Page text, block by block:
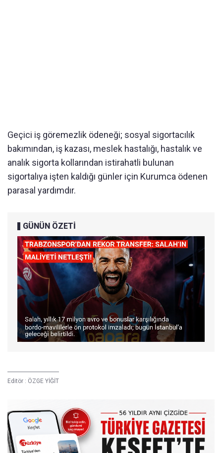
Geçici iş göremezlik ödeneği; sosyal sigortacılık
bakımından, iş kazası, meslek hastalığı, hastalık ve
analık sigorta kollarından istirahatli bulunan
sigortalıya işten kaldığı günler için Kurumca ödenen
parasal yardımdır.
GÜNÜN ÖZETİ
Editör : ÖZGE YİĞİT